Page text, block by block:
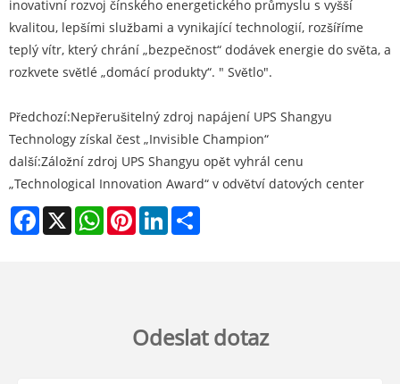
inovativní rozvoj čínského energetického průmyslu s vyšší
kvalitou, lepšími službami a vynikající technologií, rozšíříme
teplý vítr, který chrání „bezpečnost“ dodávek energie do světa, a
rozkvete světlé „domácí produkty“. " Světlo".
Předchozí:Nepřerušitelný zdroj napájení UPS Shangyu
Technology získal čest „Invisible Champion“
další:Záložní zdroj UPS Shangyu opět vyhrál cenu
„Technological Innovation Award“ v odvětví datových center
Facebook
X WhatsAppPinterestLinkedIn
Odeslat dotaz